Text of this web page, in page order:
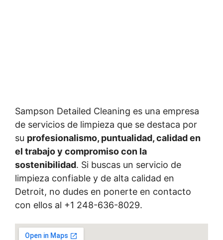
Sampson Detailed Cleaning es una empresa
de servicios de limpieza que se destaca por
su profesionalismo, puntualidad, calidad en
el trabajo y compromiso con la
sostenibilidad. Si buscas un servicio de
limpieza confiable y de alta calidad en
Detroit, no dudes en ponerte en contacto
con ellos al +1 248-636-8029.